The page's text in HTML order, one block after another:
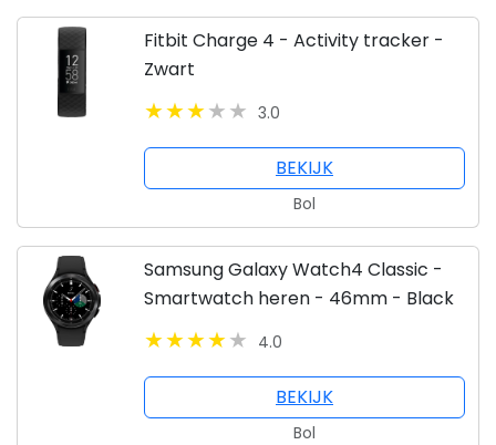
Fitbit Charge 4 - Activity tracker -
Zwart
3.0
BEKIJK
Bol
Samsung Galaxy Watch4 Classic -
Smartwatch heren - 46mm - Black
4.0
BEKIJK
Bol